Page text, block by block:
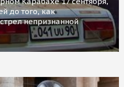
до того, как
непризнанной